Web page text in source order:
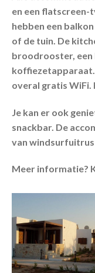
en een flatscreen-
hebben een
of de tuin. De
broodrooster, een
overal gratis WiFi.
Je kan er ook
snackbar. De
van
Meer informatie?